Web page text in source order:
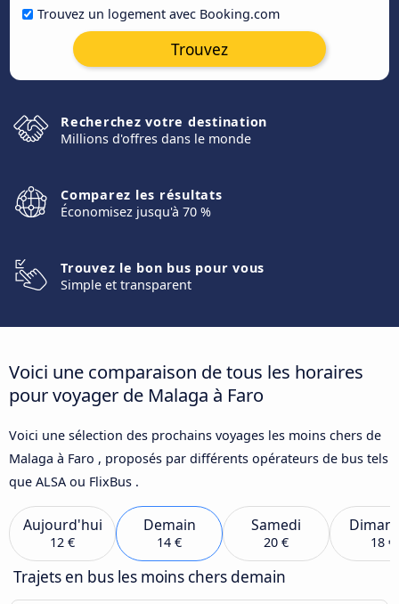
Trouvez un logement avec Booking.com
Trouvez
Recherchez votre destination
Millions d'offres dans le monde
Comparez les résultats
Économisez jusqu'à 70 %
Trouvez le bon bus pour vous
Simple et transparent
Voici une comparaison de tous les horaires
pour voyager de Malaga à Faro
Voici une sélection des prochains voyages les moins chers de
Malaga à Faro , proposés par différents opérateurs de bus tels
que ALSA ou FlixBus .
Aujourd'hui
12 €
Demain
14 €
Samedi
20 € 18 €
Trajets en bus les moins chers demain